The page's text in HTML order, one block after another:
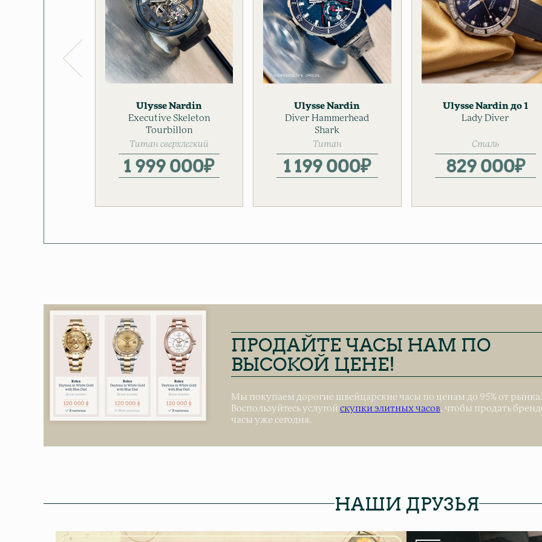
Ulysse Nardin
Мужские часы
Executive Skeleton
Tourbillon
Титан сверхлегкий
1 999 000₽
Ulysse Nardin
Мужские часы
Diver Hammerhead
Shark
Титан
1 199 000₽
Ulysse Nardin до 1
млн. руб.
Женские
Lady Diver
Сталь
829 000₽
ПРОДАЙТЕ ЧАСЫ НАМ ПО
ВЫСОКОЙ ЦЕНЕ!
Мы покупаем дорогие швейцарские часы по ценам до 95% от рынка.
Воспользуйтесь услугой скупки элитных часов, чтобы продать
часы уже сегодня.
НАШИ ДРУЗЬЯ